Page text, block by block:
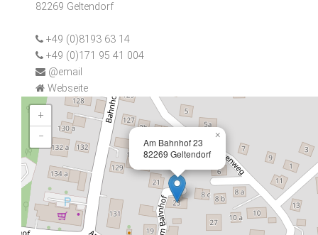
82269 Geltendorf
+49 (0)8193 63 14
+49 (0)171 95 41 004
@email
Webseite
Am Bahnhof 23
82269 Geltendorf
×
+
−